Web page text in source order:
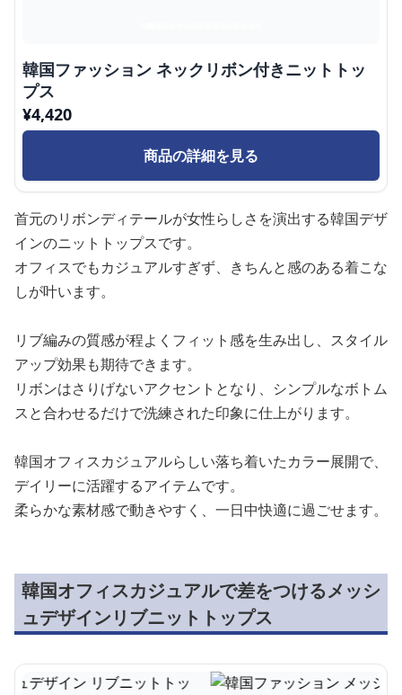
韓国ファッション ネックリボン付きニットトッ
プス
¥4,420
商品の詳細を見る
首元のリボンディテールが女性らしさを演出する韓国デザ
インのニットトップスです。
オフィスでもカジュアルすぎず、きちんと感のある着こな
しが叶います。
リブ編みの質感が程よくフィット感を生み出し、スタイル
アップ効果も期待できます。
リボンはさりげないアクセントとなり、シンプルなボトム
スと合わせるだけで洗練された印象に仕上がります。
韓国オフィスカジュアルらしい落ち着いたカラー展開で、
デイリーに活躍するアイテムです。
柔らかな素材感で動きやすく、一日中快適に過ごせます。
韓国オフィスカジュアルで差をつけるメッシ
ュデザインリブニットトップス